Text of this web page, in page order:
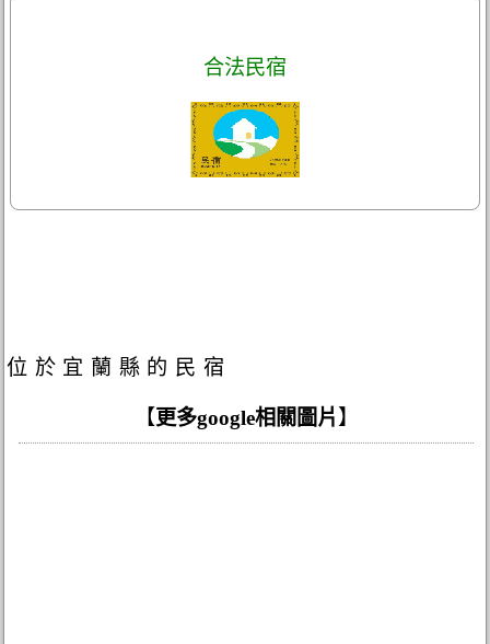
合法民宿
位於宜蘭縣的民宿
【 更多google相關圖片 】